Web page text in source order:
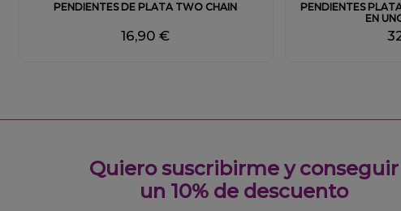
PENDIENTES DE PLATA TWO CHAIN
16,90 €
PENDIENTES
EN
Quiero suscribirme y conseguir
un 10% de descuento